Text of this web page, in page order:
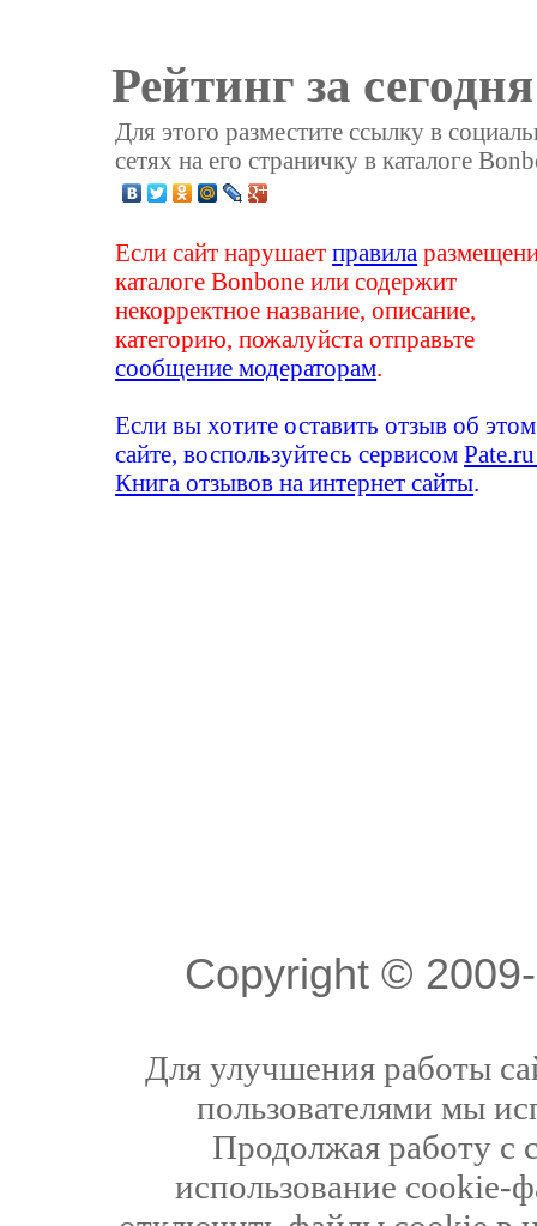
Рейтинг за
Для этого разместите ссылку в
сетях на его страничку в каталоге
Если сайт нарушаетправила
каталоге Bonbone или содержит
некорректное название, описание,
категорию, пожалуйста отправьте
сообщение модераторам
Если вы хотите оставить отзыв об этом
сайте, воспользуйтесь сервисом
Книга отзывов на интернет сайты
Copyright ©
Для улучшения работы
пользователями мы
Продолжая работу с
использование cookie-